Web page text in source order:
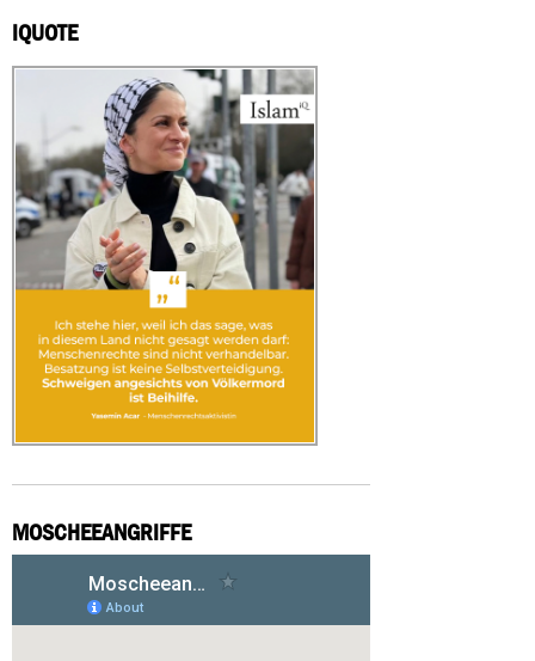
IQUOTE
MOSCHEEANGRIFFE